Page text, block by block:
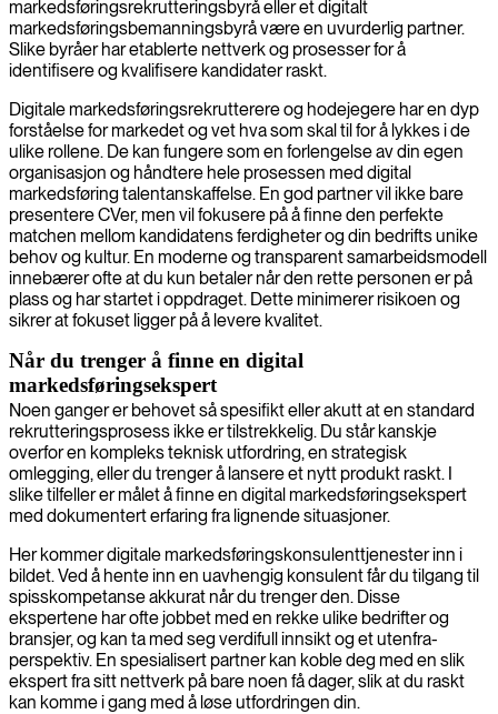
markedsføringsrekrutteringsbyrå eller et digitalt
markedsføringsbemanningsbyrå være en uvurderlig partner.
Slike byråer har etablerte nettverk og prosesser for å
identifisere og kvalifisere kandidater raskt.
Digitale markedsføringsrekrutterere og hodejegere har en dyp
forståelse for markedet og vet hva som skal til for å lykkes i de
ulike rollene. De kan fungere som en forlengelse av din egen
organisasjon og håndtere hele prosessen med digital
markedsføring talentanskaffelse. En god partner vil ikke bare
presentere CVer, men vil fokusere på å finne den perfekte
matchen mellom kandidatens ferdigheter og din bedrifts unike
behov og kultur. En moderne og transparent samarbeidsmodell
innebærer ofte at du kun betaler når den rette personen er på
plass og har startet i oppdraget. Dette minimerer risikoen og
sikrer at fokuset ligger på å levere kvalitet.
Når du trenger å finne en digital
markedsføringsekspert
Noen ganger er behovet så spesifikt eller akutt at en standard
rekrutteringsprosess ikke er tilstrekkelig. Du står kanskje
overfor en kompleks teknisk utfordring, en strategisk
omlegging, eller du trenger å lansere et nytt produkt raskt. I
slike tilfeller er målet å finne en digital markedsføringsekspert
med dokumentert erfaring fra lignende situasjoner.
Her kommer digitale markedsføringskonsulenttjenester inn i
bildet. Ved å hente inn en uavhengig konsulent får du tilgang til
spisskompetanse akkurat når du trenger den. Disse
ekspertene har ofte jobbet med en rekke ulike bedrifter og
bransjer, og kan ta med seg verdifull innsikt og et utenfra-
perspektiv. En spesialisert partner kan koble deg med en slik
ekspert fra sitt nettverk på bare noen få dager, slik at du raskt
kan komme i gang med å løse utfordringen din.